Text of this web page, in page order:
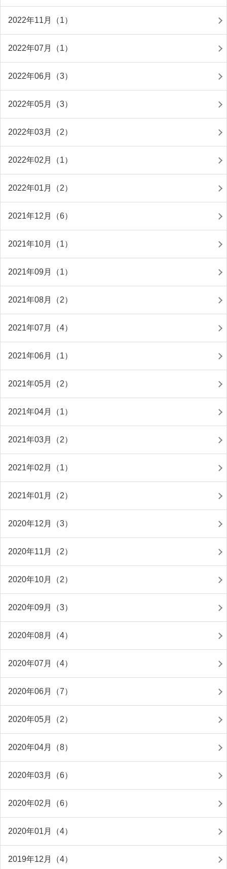
2022年11月（1）
2022年07月（1）
2022年06月（3）
2022年05月（3）
2022年03月（2）
2022年02月（1）
2022年01月（2）
2021年12月（6）
2021年10月（1）
2021年09月（1）
2021年08月（2）
2021年07月（4）
2021年06月（1）
2021年05月（2）
2021年04月（1）
2021年03月（2）
2021年02月（1）
2021年01月（2）
2020年12月（3）
2020年11月（2）
2020年10月（2）
2020年09月（3）
2020年08月（4）
2020年07月（4）
2020年06月（7）
2020年05月（2）
2020年04月（8）
2020年03月（6）
2020年02月（6）
2020年01月（4）
2019年12月（4）